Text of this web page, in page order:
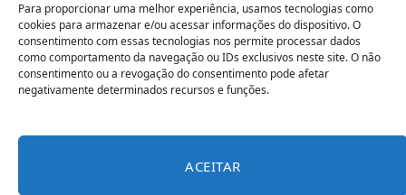
Para proporcionar uma melhor experiência, usamos tecnologias como
cookies para armazenar e/ou acessar informações do dispositivo. O
consentimento com essas tecnologias nos permite processar dados
como comportamento da navegação ou IDs exclusivos neste site. O não
consentimento ou a revogação do consentimento pode afetar
negativamente determinados recursos e funções.
ACEITAR